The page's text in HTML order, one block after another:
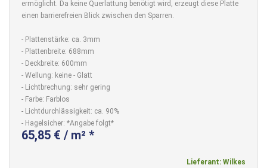
ermöglicht. Da keine Querlattung benötigt wird, erzeugt diese Platte
einen barrierefreien Blick zwischen den Sparren.
- Plattenstärke: ca. 3mm
- Plattenbreite: 688mm
- Deckbreite: 600mm
- Wellung: keine - Glatt
- Lichtbrechung: sehr gering
- Farbe: Farblos
- Lichtdurchlässigkeit: ca. 90%
- Hagelsicher: *Angabe folgt*
65,85 € / m² *
Lieferant: Wilkes